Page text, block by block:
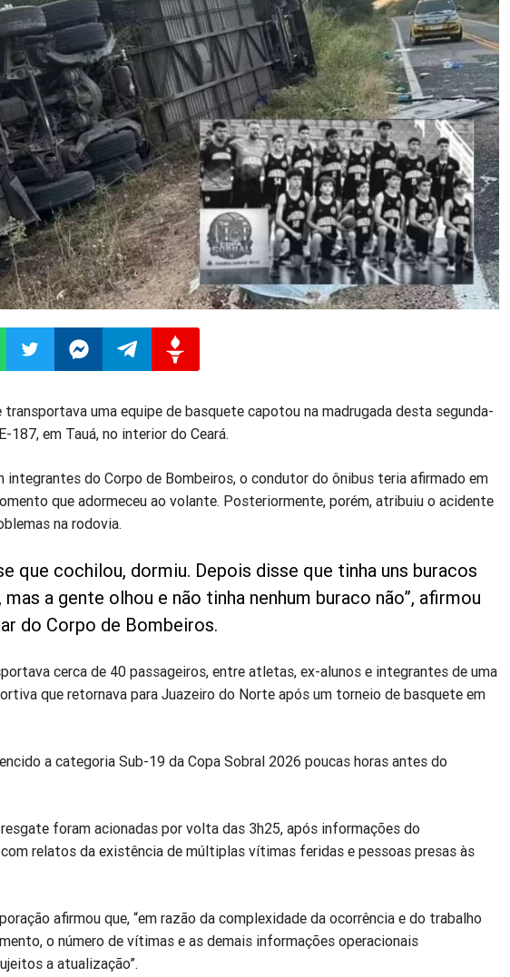
no
Twitter
no
Messenger
no
Telegram
no
Gettr
transportava uma equipe de basquete capotou na madrugada desta segunda-
187, em Tauá, no interior do Ceará.
integrantes do Corpo de Bombeiros, o condutor do ônibus teria afirmado em
que adormeceu ao volante. Posteriormente, porém, atribuiu o acidente
na rodovia.
que cochilou, dormiu. Depois disse que tinha uns buracos
mas a gente olhou e não tinha nenhum buraco não”, afirmou
do Corpo de Bombeiros.
cerca de 40 passageiros, entre atletas, ex-alunos e integrantes de uma
que retornava para Juazeiro do Norte após um torneio de basquete em
a categoria Sub-19 da Copa Sobral 2026 poucas horas antes do
foram acionadas por volta das 3h25, após informações do
relatos da existência de múltiplas vítimas feridas e pessoas presas às
afirmou que, “em razão da complexidade da ocorrência e do trabalho
o número de vítimas e as demais informações operacionais
a atualização”.